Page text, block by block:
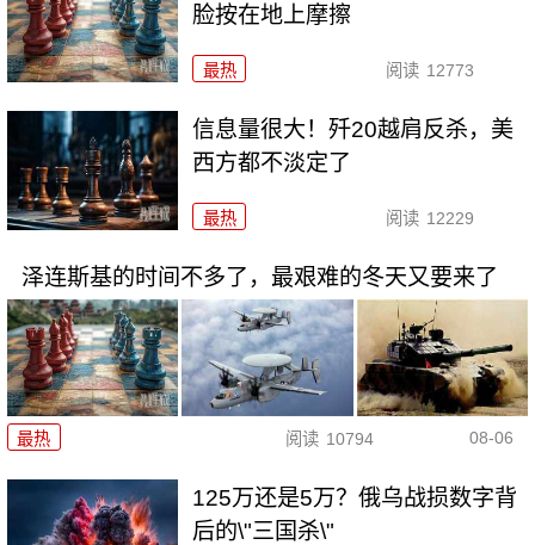
脸按在地上摩擦
最热 阅读 12773
信息量很大！歼20越肩反杀，美
西方都不淡定了
最热 阅读 12229
泽连斯基的时间不多了，最艰难的冬天又要来了
最热 阅读 10794 08-06
125万还是5万？俄乌战损数字背
后的\"三国杀\"